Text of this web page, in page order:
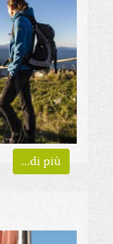
...di più